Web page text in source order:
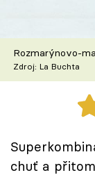
Recepty z
Speciál:
Těhotnej
Sledujte
Rozmarýnovo-
Zdroj: La Buchta
chuť a